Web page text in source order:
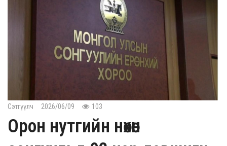
Сэтгүүлч 2026/06/09 103
Орон нутгийн нөхөн